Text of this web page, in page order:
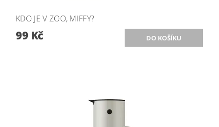
KDO JE V ZOO, MIFFY?
99 Kč